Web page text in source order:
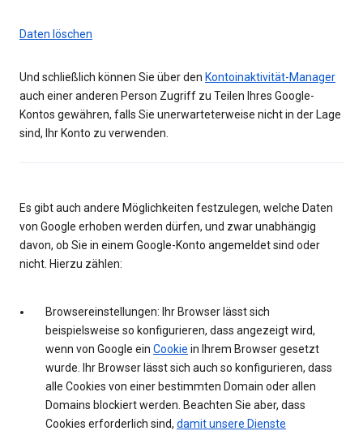
Daten löschen
Und schließlich können Sie über den Kontoinaktivität-Manager
auch einer anderen Person Zugriff zu Teilen Ihres Google-
Kontos gewähren, falls Sie unerwarteterweise nicht in der Lage
sind, Ihr Konto zu verwenden.
Es gibt auch andere Möglichkeiten festzulegen, welche Daten
von Google erhoben werden dürfen, und zwar unabhängig
davon, ob Sie in einem Google-Konto angemeldet sind oder
nicht. Hierzu zählen:
Browsereinstellungen: Ihr Browser lässt sich
beispielsweise so konfigurieren, dass angezeigt wird,
wenn von Google ein Cookie in Ihrem Browser gesetzt
wurde. Ihr Browser lässt sich auch so konfigurieren, dass
alle Cookies von einer bestimmten Domain oder allen
Domains blockiert werden. Beachten Sie aber, dass
Cookies erforderlich sind, damit unsere Dienste